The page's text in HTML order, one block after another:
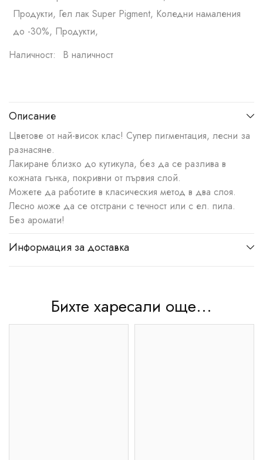
Продукти, Гел лак Super Pigment, Коледни намаления
до -30%, Продукти,
Наличност:
В наличност
Описание
Цветове от най-висок клас! Супер пигментация, лесни за
разнасяне.
Лакиране близко до кутикула, без да се разлива в
кожната гънка, покривни от първия слой.
Можете да работите в класическия метод в два слоя.
Лесно може да се отстрани с течност или с ел. пила.
Без аромати!
Информация за доставка
Бихте харесали още...